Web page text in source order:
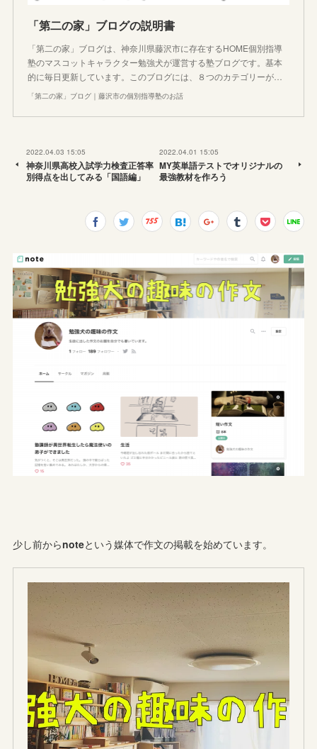
「第二の家」ブログの説明書
「第二の家」ブログは、神奈川県藤沢市に存在するHOME個別指導
塾のマスコットキャラクター勉強犬が運営する塾ブログです。基本
的に毎日更新しています。このブログには、８つのカテゴリーが…
「第二の家」ブログ｜藤沢市の個別指導塾のお話
2022.04.03 15:05
神奈川県高校入試学力検査正答率
別得点を出してみる「国語編」
2022.04.01 15:05
MY英単語テストでオリジナルの
最強教材を作ろう
少し前からnoteという媒体で作文の掲載を始めています。